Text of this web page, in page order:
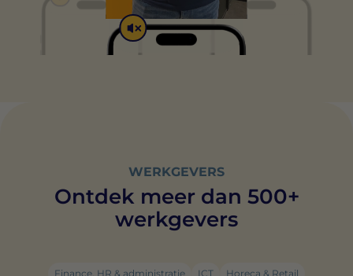
WERKGEVERS
Ontdek meer dan 500+
werkgevers
Finance, HR & administratie ICT
Horeca & Retail